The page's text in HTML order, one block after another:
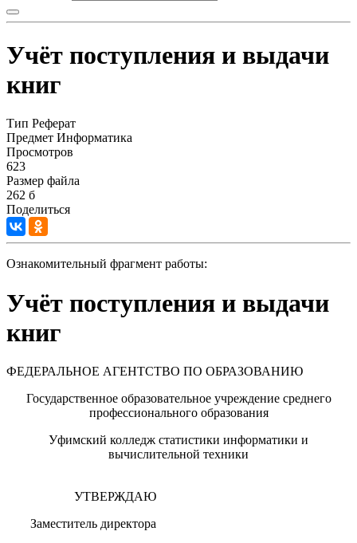
Учёт поступления и выдачи
книг
Тип Реферат
Предмет Информатика
Просмотров
623
Размер файла
262 б
Поделиться
Ознакомительный фрагмент работы:
Учёт поступления и выдачи
книг
ФЕДЕРАЛЬНОЕ АГЕНТСТВО ПО ОБРАЗОВАНИЮ
Государственное образовательное учреждение среднего
профессионального образования
Уфимский колледж статистики информатики и
вычислительной техники
УТВЕРЖДАЮ
Заместитель директора